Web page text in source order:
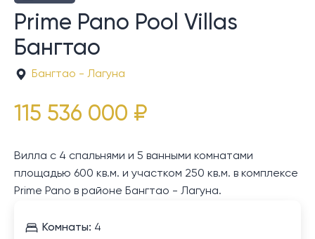
Prime Pano Pool Villas
Бангтао
Бангтао - Лагуна
115 536 000 ₽
Вилла с 4 спальнями и 5 ванными комнатами
площадью 600 кв.м. и участком 250 кв.м. в комплексе
Prime Pano в районе Бангтао - Лагуна.
Комнаты: 4